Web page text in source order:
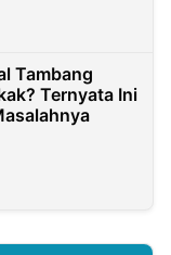
Tambang
Ternyata Ini